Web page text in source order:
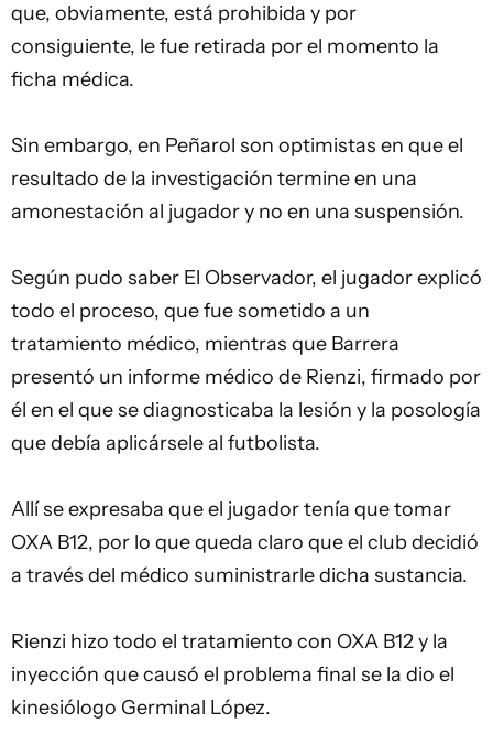
que, obviamente, está prohibida y por
consiguiente, le fue retirada por el momento la
ficha médica.
Sin embargo, en Peñarol son optimistas en que el
resultado de la investigación termine en una
amonestación al jugador y no en una suspensión.
Según pudo saber El Observador, el jugador explicó
todo el proceso, que fue sometido a un
tratamiento médico, mientras que Barrera
presentó un informe médico de Rienzi, firmado por
él en el que se diagnosticaba la lesión y la posología
que debía aplicársele al futbolista.
Allí se expresaba que el jugador tenía que tomar
OXA B12, por lo que queda claro que el club decidió
a través del médico suministrarle dicha sustancia.
Rienzi hizo todo el tratamiento con OXA B12 y la
inyección que causó el problema final se la dio el
kinesiólogo Germinal López.